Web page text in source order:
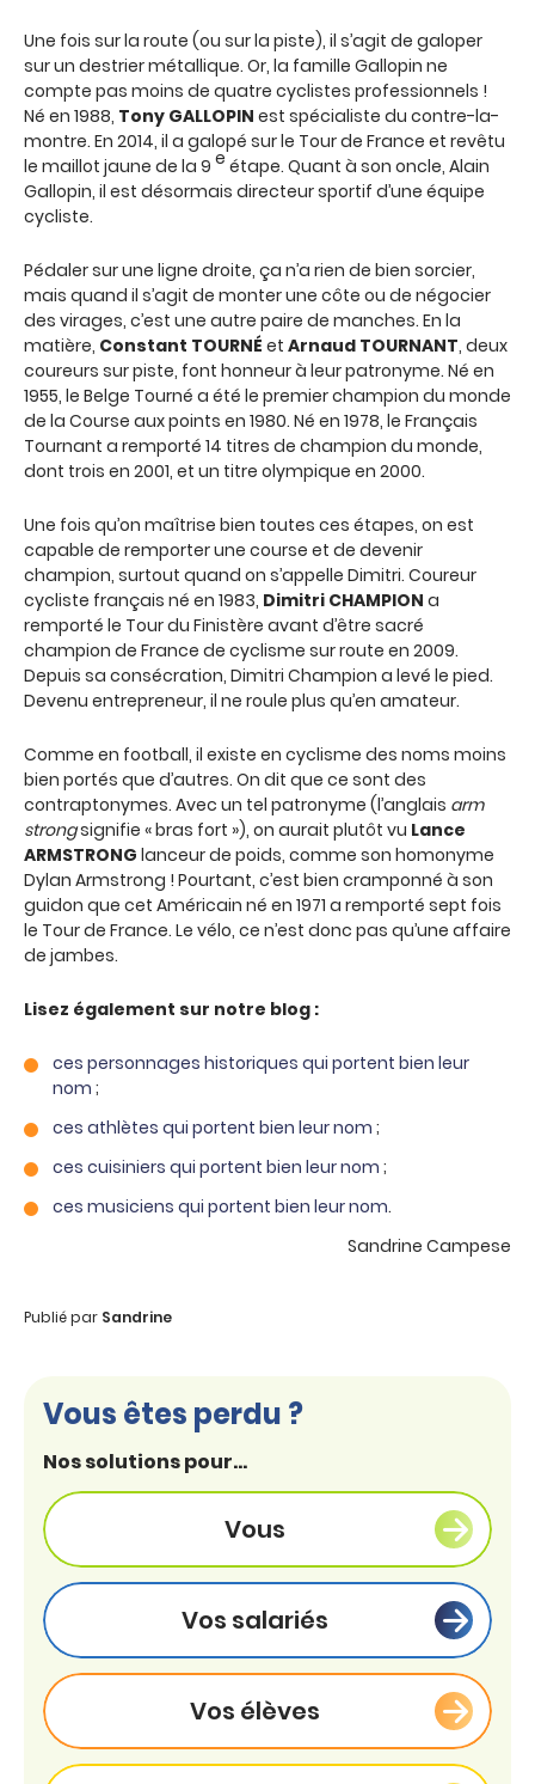
Une fois sur la route (ou sur la piste), il s’agit de galoper
sur un destrier métallique. Or, la famille Gallopin ne
compte pas moins de quatre cyclistes professionnels !
Né en 1988, Tony GALLOPIN est spécialiste du contre-la-
montre. En 2014, il a galopé sur le Tour de France et revêtu
le maillot jaune de la 9 e étape. Quant à son oncle, Alain
Gallopin, il est désormais directeur sportif d’une équipe
cycliste.
Pédaler sur une ligne droite, ça n’a rien de bien sorcier,
mais quand il s’agit de monter une côte ou de négocier
des virages, c’est une autre paire de manches. En la
matière, Constant TOURNÉ et Arnaud TOURNANT, deux
coureurs sur piste, font honneur à leur patronyme. Né en
1955, le Belge Tourné a été le premier champion du monde
de la Course aux points en 1980. Né en 1978, le Français
Tournant a remporté 14 titres de champion du monde,
dont trois en 2001, et un titre olympique en 2000.
Une fois qu’on maîtrise bien toutes ces étapes, on est
capable de remporter une course et de devenir
champion, surtout quand on s’appelle Dimitri. Coureur
cycliste français né en 1983, Dimitri CHAMPION a
remporté le Tour du Finistère avant d’être sacré
champion de France de cyclisme sur route en 2009.
Depuis sa consécration, Dimitri Champion a levé le pied.
Devenu entrepreneur, il ne roule plus qu’en amateur.
Comme en football, il existe en cyclisme des noms moins
bien portés que d’autres. On dit que ce sont des
contraptonymes. Avec un tel patronyme (l’anglais arm
strongsignifie « bras fort »), on aurait plutôt vu Lance
ARMSTRONG lanceur de poids, comme son homonyme
Dylan Armstrong ! Pourtant, c’est bien cramponné à son
guidon que cet Américain né en 1971 a remporté sept fois
le Tour de France. Le vélo, ce n’est donc pas qu’une affaire
de jambes.
Lisez également sur notre blog :
ces personnages historiques qui portent bien leur
nom ;
ces athlètes qui portent bien leur nom ;
ces cuisiniers qui portent bien leur nom ;
ces musiciens qui portent bien leur nom.
Sandrine Campese
Publié par Sandrine
Vous êtes perdu ?
Nos solutions pour...
Vous
Vos salariés
Vos élèves